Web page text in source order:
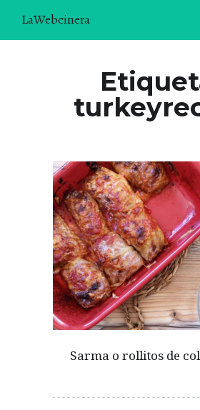
LaWebcinera
VIDEORECETAS
SOBRE MÍ
¿TE GUSTARÍA UNIRTE A NUESTRA
ÓMICA?
ÚNETE A LA NEWSLETTER
RECOMENDACIONES
Sarma o rollitos de